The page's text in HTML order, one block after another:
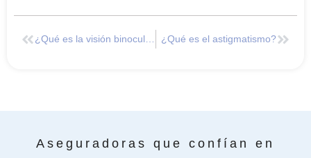
¿Qué es el astigmatismo?
Aseguradoras que confían en